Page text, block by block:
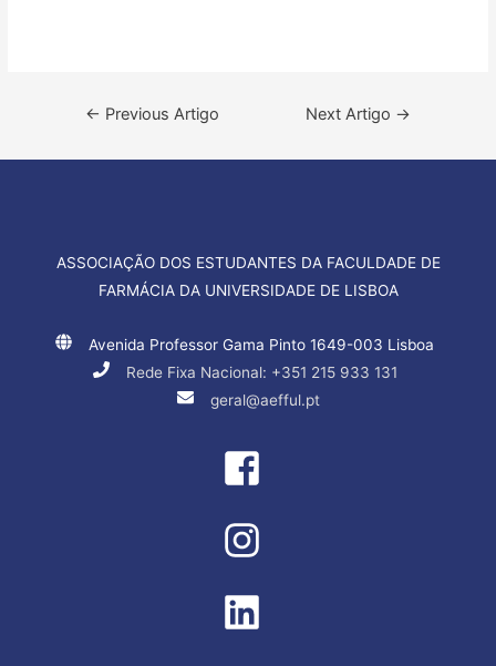
Navegação
artigos
← Previous Artigo Next Artigo →
ASSOCIAÇÃO DOS ESTUDANTES DA FACULDADE DE
FARMÁCIA DA UNIVERSIDADE DE LISBOA
Avenida Professor Gama Pinto 1649-003 Lisboa
Rede Fixa Nacional: +351 215 933 131
geral@aefful.pt